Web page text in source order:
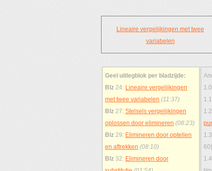
Lineaire vergelijkingen met twee
variabelen
Geel uitlegblok per bladzijde:
Blz 24: Lineaire vergelijkingen
met twee variabelen (11:37)
Blz 27: Stelsels vergelijkingen
oplossen door elimineren (08:23)
Blz 29: Elimineren door optellen
en aftrekken (08:10)
Blz 32: Elimineren door
60)